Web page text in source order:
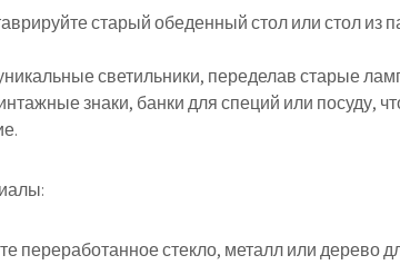
старый обеденный стол или стол из
светильники, переделав старые
знаки, банки для специй или посуду,
переработанное стекло, металл или дерево